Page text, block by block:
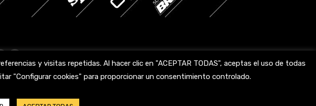
Linkedin
page
in
Instagram
page
in
y visitas repetidas. Al hacer clic en "ACEPTAR TODAS", aceptas el uso de todas
"Configurar cookies" para proporcionar un consentimiento controlado.